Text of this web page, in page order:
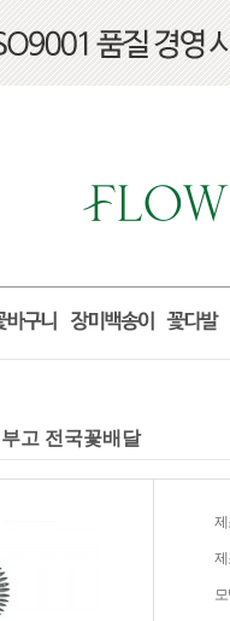
고 전국꽃배달